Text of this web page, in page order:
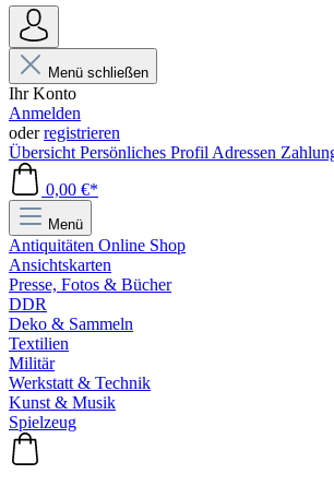
Menü schließen
Ihr Konto
Anmelden
oderregistrieren
Übersicht Persönliches Profil Adressen
0,00 €*
Menü
Antiquitäten Online Shop
Ansichtskarten
Presse, Fotos & Bücher
DDR
Deko & Sammeln
Textilien
Militär
Werkstatt & Technik
Kunst & Musik
Spielzeug